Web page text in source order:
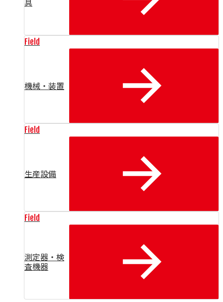
Field
機械・装置
Field
生産設備
Field
測定器・検
査機器